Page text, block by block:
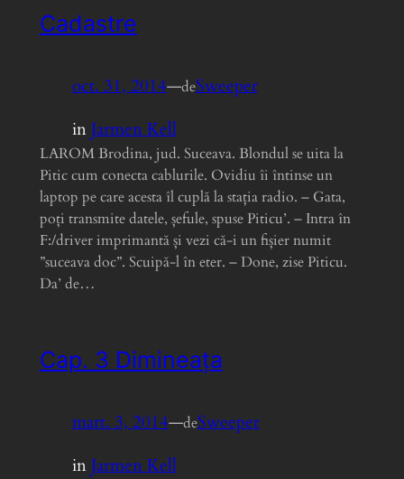
Cadastre
oct. 31, 2014—deSweeper
inJarmen Kell
LAROM Brodina, jud. Suceava. Blondul se uita la
Pitic cum conecta cablurile. Ovidiu îi întinse un
laptop pe care acesta îl cuplă la stația radio. – Gata,
poți transmite datele, șefule, spuse Piticu’. – Intra în
F:/driver imprimantă și vezi că-i un fișier numit
”suceava doc”. Scuipă-l în eter. – Done, zise Piticu.
Da’ de…
Cap. 3 Dimineața
mart. 3, 2014—deSweeper
inJarmen Kell